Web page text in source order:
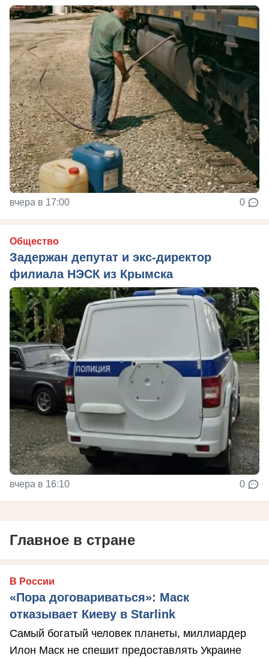
вчера в 17:00 0
Общество
Задержан депутат и экс-директор
филиала НЭСК из Крымска
вчера в 16:10 0
Главное в стране
В России
«Пора договариваться»: Маск
отказывает Киеву в Starlink
Самый богатый человек планеты, миллиардер
Илон Маск не спешит предоставлять Украине